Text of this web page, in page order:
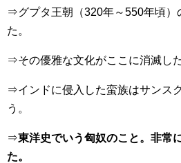
⇒グプタ王朝（320年～550年頃）
た。
⇒その優雅な文化がここに消滅した
⇒インドに侵入した蛮族はサンス
う。
⇒東洋史でいう匈奴のこと。非常
た。